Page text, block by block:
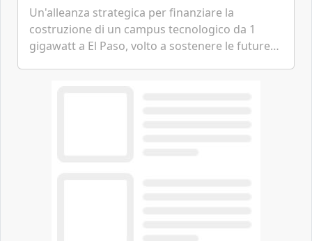
Un'alleanza strategica per finanziare la
costruzione di un campus tecnologico da 1
gigawatt a El Paso, volto a sostenere le future